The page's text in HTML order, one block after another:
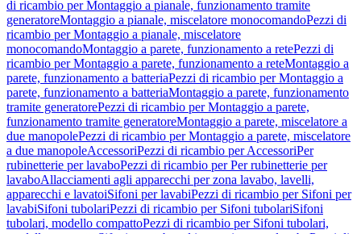
di ricambio per Montaggio a pianale, funzionamento tramite
generatoreMontaggio a pianale, miscelatore monocomandoPezzi di
ricambio per Montaggio a pianale, miscelatore
monocomandoMontaggio a parete, funzionamento a retePezzi di
ricambio per Montaggio a parete, funzionamento a reteMontaggio a
parete, funzionamento a batteriaPezzi di ricambio per Montaggio a
parete, funzionamento a batteriaMontaggio a parete, funzionamento
tramite generatorePezzi di ricambio per Montaggio a parete,
funzionamento tramite generatoreMontaggio a parete, miscelatore a
due manopolePezzi di ricambio per Montaggio a parete, miscelatore
a due manopoleAccessoriPezzi di ricambio per AccessoriPer
rubinetterie per lavaboPezzi di ricambio per Per rubinetterie per
lavaboAllacciamenti agli apparecchi per zona lavabo, lavelli,
apparecchi e lavatoiSifoni per lavabiPezzi di ricambio per Sifoni per
lavabiSifoni tubolariPezzi di ricambio per Sifoni tubolariSifoni
tubolari, modello compattoPezzi di ricambio per Sifoni tubolari,